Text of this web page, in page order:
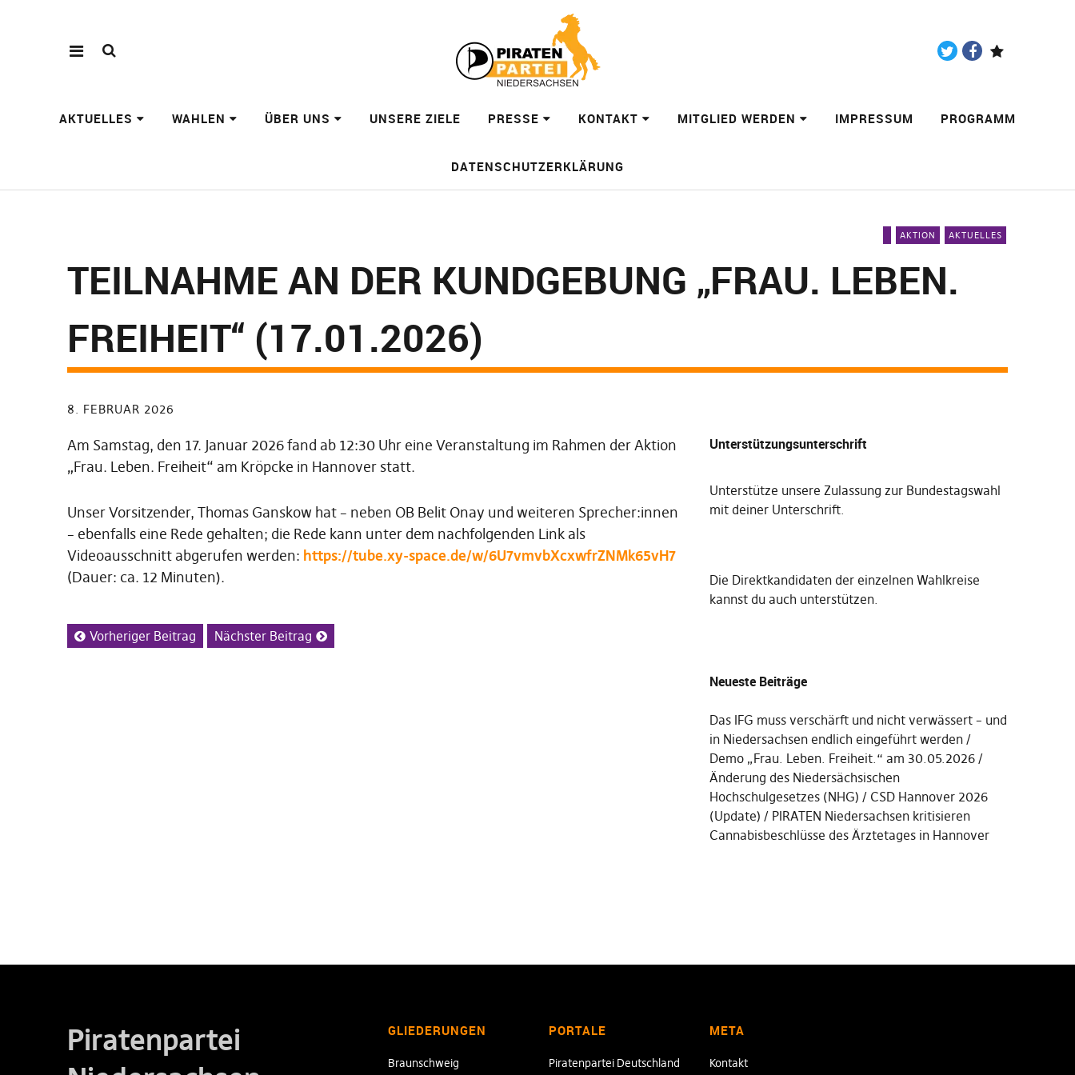
AKTUELLES WAHLEN ÜBER UNS UNSERE ZIELE PRESSE KONTAKT MITGLIED WERDEN IMPRESSUM PROGRAMM
DATENSCHUTZERKLÄRUNG
AKTION AKTUELLES
TEILNAHME AN DER KUNDGEBUNG „FRAU. LEBEN.
FREIHEIT“ (17.01.2026)
8. FEBRUAR 2026
Am Samstag, den 17. Januar 2026 fand ab 12:30 Uhr eine Veranstaltung im Rahmen der Aktion
„Frau. Leben. Freiheit“ am Kröpcke in Hannover statt.
Unser Vorsitzender, Thomas Ganskow hat – neben OB Belit Onay und weiteren Sprecher:innen
– ebenfalls eine Rede gehalten; die Rede kann unter dem nachfolgenden Link als
Videoausschnitt abgerufen werden: https://tube.xy-space.de/w/6U7vmvbXcxwfrZNMk65vH7
(Dauer: ca. 12 Minuten).
Vorheriger Beitrag Nächster Beitrag
Unterstützungsunterschrift
Unterstütze unsere Zulassung zur Bundestagswahl
mit deiner Unterschrift.
Die Direktkandidaten der einzelnen Wahlkreise
kannst du auch unterstützen.
Neueste Beiträge
Das IFG muss verschärft und nicht verwässert – und
in Niedersachsen endlich eingeführt werden
Demo „Frau. Leben. Freiheit.“ am 30.05.2026
Änderung des Niedersächsischen
Hochschulgesetzes (NHG)
CSD Hannover 2026
(Update)
PIRATEN Niedersachsen kritisieren
Cannabisbeschlüsse des Ärztetages in Hannover
Piratenpartei
GLIEDERUNGEN
Braunschweig
PORTALE
Piratenpartei Deutschland
META
Kontakt